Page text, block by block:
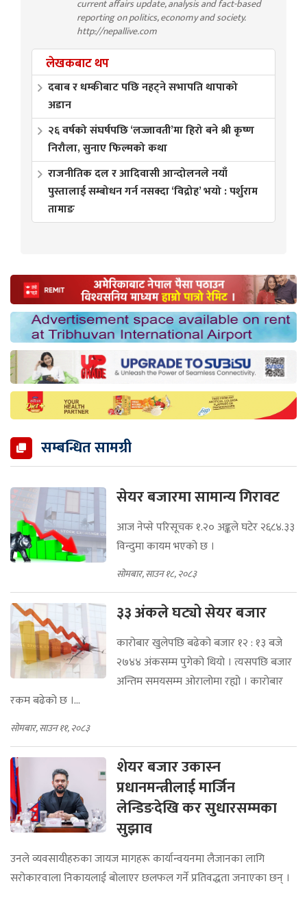
current affairs update, analysis and fact-based
reporting on politics, economy and society.
http://nepallive.com
लेखकबाट थप
दबाब र धम्कीबाट पछि नहट्ने सभापति थापाको
अडान
२६ वर्षको संघर्षपछि ‘लज्जावती’मा हिरो बने श्री कृष्ण
निरौला, सुनाए फिल्मको कथा
राजनीतिक दल र आदिवासी आन्दोलनले नयाँ
पुस्तालाई सम्बोधन गर्न नसक्दा ‘विद्रोह’ भयो : पर्शुराम
तामाङ
सम्बन्धित सामग्री
सेयर बजारमा सामान्य गिरावट
आज नेप्से परिसूचक १.२० अङ्कले घटेर २६८४.३३
विन्दुमा कायम भएको छ ।
सोमबार, साउन १८, २०८३
३३ अंकले घट्यो सेयर बजार
कारोबार खुलेपछि बढेको बजार १२ : १३ बजे
२७४४ अंकसम्म पुगेको थियो । त्यसपछि बजार
अन्तिम समयसम्म ओरालोमा रह्यो । कारोबार
रकम बढेको छ ।...
सोमबार, साउन ११, २०८३
शेयर बजार उकास्‍न
प्रधानमन्त्रीलाई मार्जिन
लेन्डिङदेखि कर सुधारसम्मका
सुझाव
उनले व्यवसायीहरुका जायज मागहरू कार्यान्वयनमा लैजानका लागि
सरोकारवाला निकायलाई बोलाएर छलफल गर्ने प्रतिवद्धता जनाएका छन् ।